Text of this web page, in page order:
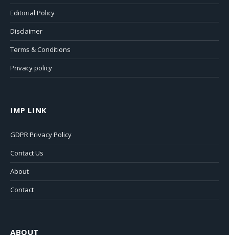
Editorial Policy
Disclaimer
Terms & Conditions
Privacy policy
IMP LINK
GDPR Privacy Policy
Contact Us
About
Contact
ABOUT